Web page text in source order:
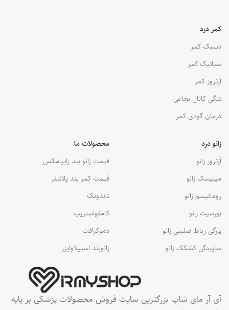
آی آر مای شاپ بزرگترین سایت فروش محصولات پزشکی بر پایه
محصولات ما
قیمت زانو بند زاپیامکس
قیمت کمر بند پلاتینر
تاندونک
کامفواستریپ
دموکرافت
زانوبند اسپیلاوایزر
زانو درد
آرتروز زانو
مینیسک زانو
روماتیسم زانو
بورسیت زانو
پارگی رباط صلیبی زانو
ساییدگی کشکک زانو
کمر درد
دیسک کمر
سیاتیک کمر
آرتروز کمر
تنگی کانال نخاعی
درمان گودی کمر